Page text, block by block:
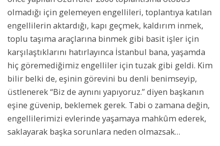
olmadığı için gelemeyen engellileri, toplantıya katılan
engellilerin aktardığı, kapı geçmek, kaldırım inmek,
toplu taşıma araçlarına binmek gibi basit işler için
karşılaştıklarını hatırlayınca İstanbul bana, yaşamda
hiç göremediğimiz engelliler için tuzak gibi geldi. Kim
bilir belki de, eşinin görevini bu denli benimseyip,
üstlenerek “Biz de aynını yapıyoruz.” diyen başkanın
eşine güvenip, beklemek gerek. Tabi o zamana değin,
engellilerimizi evlerinde yaşamaya mahkûm ederek,
saklayarak başka sorunlara neden olmazsak…